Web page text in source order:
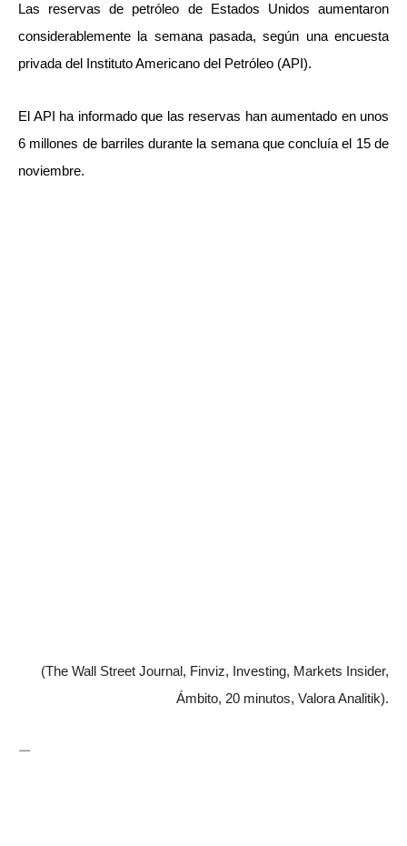
Las reservas de petróleo de Estados Unidos aumentaron
considerablemente la semana pasada, según una encuesta
privada del Instituto Americano del Petróleo (API).
El API ha informado que las reservas han aumentado en unos
6 millones de barriles durante la semana que concluía el 15 de
noviembre.
(The Wall Street Journal, Finviz, Investing, Markets Insider,
Ámbito, 20 minutos, Valora Analitik).
—